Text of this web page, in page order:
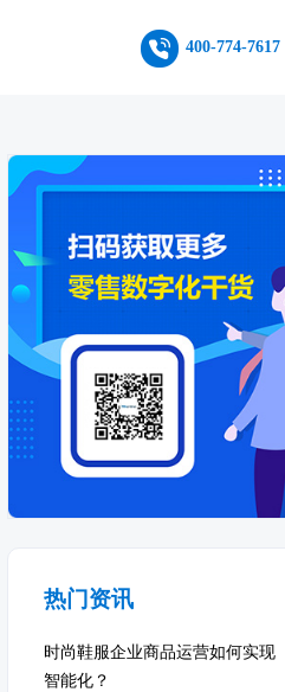
400-774-7617
热门资讯
时尚鞋服企业商品运营如何实现
智能化？